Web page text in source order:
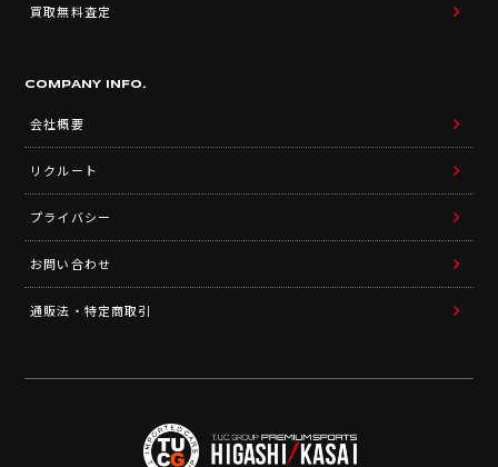
買取無料査定
COMPANY INFO.
会社概要
リクルート
プライバシー
お問い合わせ
通販法・特定商取引